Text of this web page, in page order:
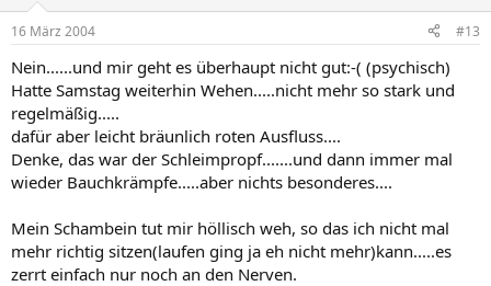
16 März 2004 #13
Nein......und mir geht es überhaupt nicht gut:-( (psychisch)
Hatte Samstag weiterhin Wehen.....nicht mehr so stark und
regelmäßig.....
dafür aber leicht bräunlich roten Ausfluss....
Denke, das war der Schleimpropf.......und dann immer mal
wieder Bauchkrämpfe.....aber nichts besonderes....
Mein Schambein tut mir höllisch weh, so das ich nicht mal
mehr richtig sitzen(laufen ging ja eh nicht mehr)kann.....es
zerrt einfach nur noch an den Nerven.